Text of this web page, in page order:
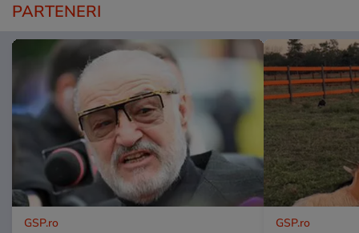
PARTENERI
GSP.ro GSP.ro